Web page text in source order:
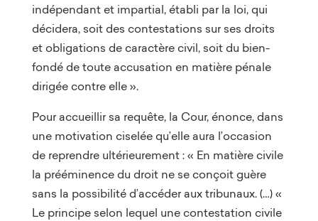
indépendant et impartial, établi par la loi, qui
décidera, soit des contestations sur ses droits
et obligations de caractère civil, soit du bien-
fondé de toute accusation en matière pénale
dirigée contre elle ».
Pour accueillir sa requête, la Cour, énonce, dans
une motivation ciselée qu’elle aura l’occasion
de reprendre ultérieurement : « En matière civile
la prééminence du droit ne se conçoit guère
sans la possibilité d’accéder aux tribunaux. (…) «
Le principe selon lequel une contestation civile